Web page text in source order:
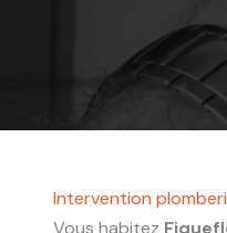
Intervention
Vous habitez